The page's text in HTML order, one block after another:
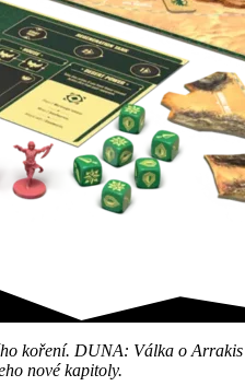
Vést…
koření. DUNA: Válka o
nové kapitoly.